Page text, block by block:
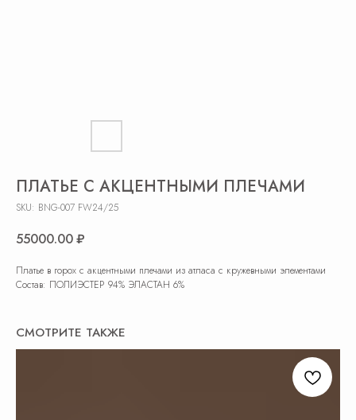
ПЛАТЬЕ С АКЦЕНТНЫМИ ПЛЕЧАМИ
SKU: BNG-007 FW24/25
55000.00₽
Платье в горох с акцентными плечами из атласа с кружевными элементами
Состав: ПОЛИЭСТЕР 94% ЭЛАСТАН 6%
СМОТРИТЕ ТАКЖЕ